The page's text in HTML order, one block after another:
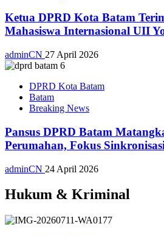
Ketua DPRD Kota Batam
Mahasiswa Internasional UII
adminCN 27 April 2026
DPRD Kota Batam
Batam
Breaking News
Pansus DPRD Batam
Perumahan, Fokus
adminCN 24 April 2026
Hukum & Kriminal